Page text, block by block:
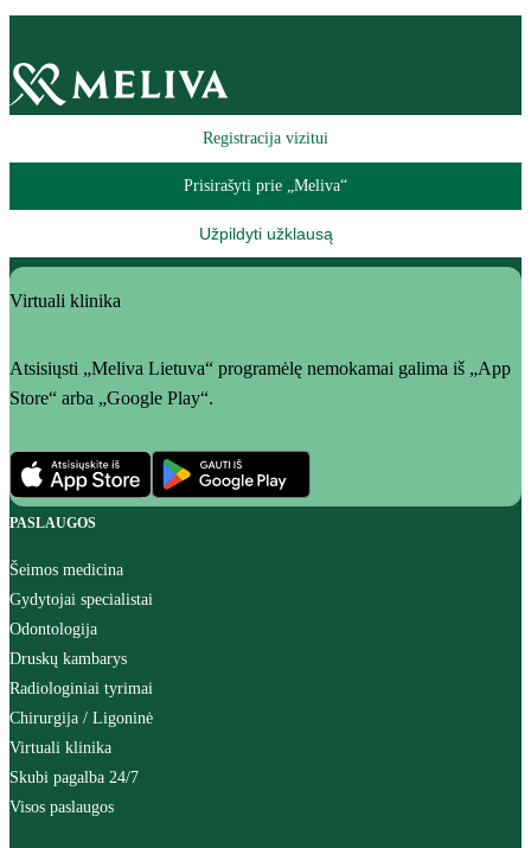
Registracija vizitui
Prisirašyti prie „Meliva“
Užpildyti užklausą
Virtuali klinika
Atsisiųsti „Meliva Lietuva“ programėlę nemokamai galima iš „App
Store“ arba „Google Play“.
PASLAUGOS
Šeimos medicina
Gydytojai specialistai
Odontologija
Druskų kambarys
Radiologiniai tyrimai
Chirurgija / Ligoninė
Virtuali klinika
Skubi pagalba 24/7
Visos paslaugos